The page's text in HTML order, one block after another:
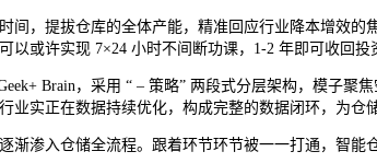
，提拔仓库的全体产能，精准回应行业降本增效的
或许实现 7×24 小时不间断功课，1-2 年即可收回投
Brain，采用 “ – 策略” 两段式分层架构，模子聚
业实正在数据持续优化，构成完整的数据闭环，为仓
入仓储全流程。跟着环节环节被一一打通，智能